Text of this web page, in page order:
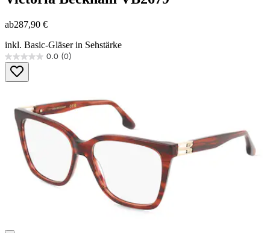
ab287,90 €
inkl. Basic-Gläser in Sehstärke
0.0 (0)
0.0
von
5